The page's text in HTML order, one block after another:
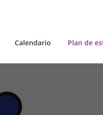
Calendario Plan de